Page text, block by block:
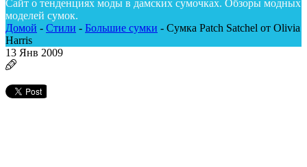
Сайт о тенденциях моды в дамских сумочках. Обзоры модных
моделей сумок.
Домой - Стили - Большие сумки - Сумка Patch Satchel от Olivia
Harris
13 Янв 2009